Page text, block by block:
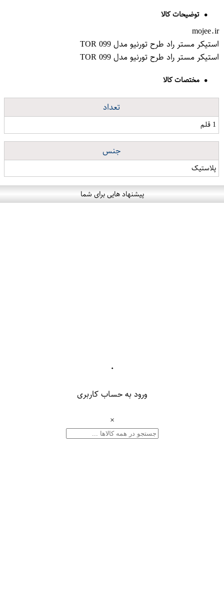
توضیحات کالا
mojee.ir
استیکر مستر راد طرح تورنیو مدل TOR 099
استیکر مستر راد طرح تورنیو مدل TOR 099
مختصات کالا
تعداد
1 قلم
جنس
پلاستیک
پیشنهاد هایی برای شما
۰
ورود به حساب کاربری
×